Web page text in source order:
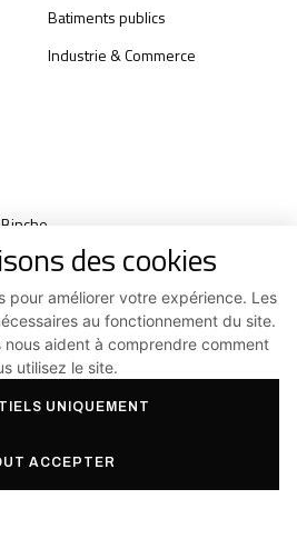
Batiments publics
Industrie & Commerce
de confidentialité
des cookies
pour améliorer votre expérience. Les
au fonctionnement du site.
aident à comprendre comment
utilisez le site.
UNIQUEMENT
ACCEPTER